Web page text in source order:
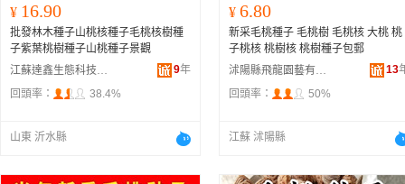
¥ 16.90
批發林木種子山桃核種子毛桃核樹種
子紫葉桃樹種子山桃種子景觀
江蘇達鑫生態科技有限公司
9年
回頭率：
38.4%
山東 沂水縣
¥ 6.80
新采毛桃種子 毛桃樹 毛桃核 大桃 桃
子桃核 桃樹核 桃樹種子包郵
沭陽縣飛龍園藝有限公司
13
回頭率：
50%
江蘇 沭陽縣